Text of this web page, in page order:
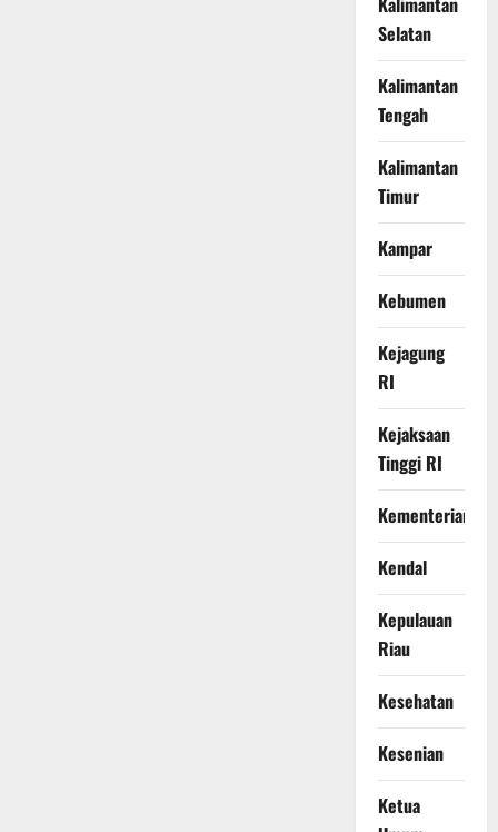
Selatan
Kalimantan
Tengah
Kalimantan
Timur
Kampar
Kebumen
Kejagung
RI
Kejaksaan
Tinggi RI
Kementerian
Kendal
Kepulauan
Riau
Kesehatan
Kesenian
Ketua